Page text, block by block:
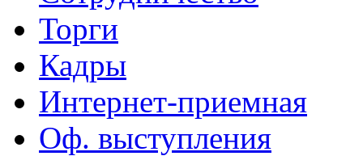
Торги
Кадры
Интернет-приемная
Оф. выступления